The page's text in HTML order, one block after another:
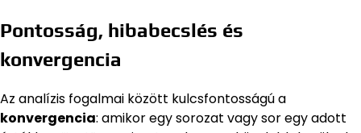
Pontosság, hibabecslés és
konvergencia
Az analízis fogalmai között kulcsfontosságú a
konvergencia: amikor egy sorozat vagy sor egy adott